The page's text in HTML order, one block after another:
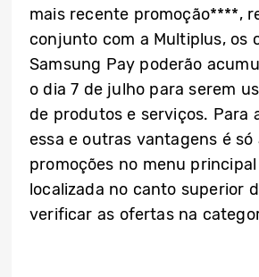
mais recente promoção****,
conjunto com a Multiplus, os
Samsung Pay poderão
o dia 7 de julho para serem
de produtos e serviços. Para
essa e outras vantagens é só
promoções no menu
localizada no canto superior
verificar as ofertas na